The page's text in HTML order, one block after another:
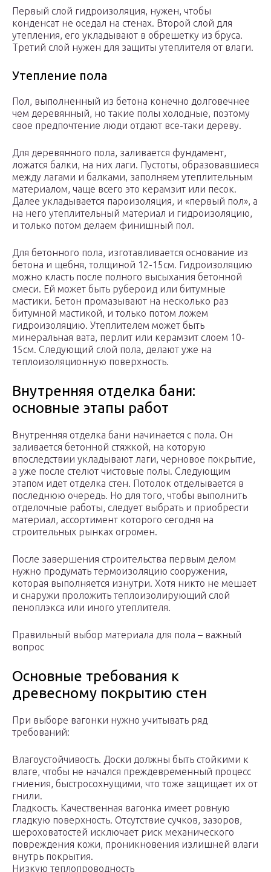
Первый слой гидроизоляция, нужен, чтобы
конденсат не оседал на стенах. Второй слой для
утепления, его укладывают в обрешетку из бруса.
Третий слой нужен для защиты утеплителя от влаги.
Утепление пола
Пол, выполненный из бетона конечно долговечнее
чем деревянный, но такие полы холодные, поэтому
свое предпочтение люди отдают все-таки дереву.
Для деревянного пола, заливается фундамент,
ложатся балки, на них лаги. Пустоты, образовавшиеся
между лагами и балками, заполняем утеплительным
материалом, чаще всего это керамзит или песок.
Далее укладывается пароизоляция, и «первый пол», а
на него утеплительный материал и гидроизоляцию,
и только потом делаем финишный пол.
Для бетонного пола, изготавливается основание из
бетона и щебня, толщиной 12-15см. Гидроизоляцию
можно класть после полного высыхания бетонной
смеси. Ей может быть рубероид или битумные
мастики. Бетон промазывают на несколько раз
битумной мастикой, и только потом ложем
гидроизоляцию. Утеплителем может быть
минеральная вата, перлит или керамзит слоем 10-
15см. Следующий слой пола, делают уже на
теплоизоляционную поверхность.
Внутренняя отделка бани:
основные этапы работ
Внутренняя отделка бани начинается с пола. Он
заливается бетонной стяжкой, на которую
впоследствии укладывают лаги, черновое покрытие,
а уже после стелют чистовые полы. Следующим
этапом идет отделка стен. Потолок отделывается в
последнюю очередь. Но для того, чтобы выполнить
отделочные работы, следует выбрать и приобрести
материал, ассортимент которого сегодня на
строительных рынках огромен.
После завершения строительства первым делом
нужно продумать термоизоляцию сооружения,
которая выполняется изнутри. Хотя никто не мешает
и снаружи проложить теплоизолирующий слой
пеноплэкса или иного утеплителя.
Правильный выбор материала для пола – важный
вопрос
Основные требования к
древесному покрытию стен
При выборе вагонки нужно учитывать ряд
требований:
Влагоустойчивость. Доски должны быть стойкими к
влаге, чтобы не начался преждевременный процесс
гниения, быстросохнущими, что тоже защищает их от
гнили.
Гладкость. Качественная вагонка имеет ровную
гладкую поверхность. Отсутствие сучков, зазоров,
шероховатостей исключает риск механического
повреждения кожи, проникновения излишней влаги
внутрь покрытия.
Низкую теплопроводность